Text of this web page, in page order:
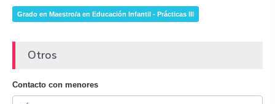
Grado en Maestro/a en Educación Infantil - Prácticas III
Otros
Contacto con menores